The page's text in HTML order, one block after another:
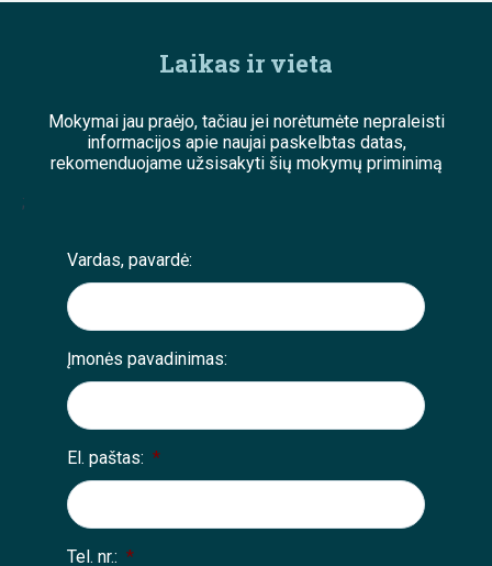
Laikas ir vieta
Mokymai jau praėjo, tačiau jei norėtumėte nepraleisti
informacijos apie naujai paskelbtas datas,
rekomenduojame užsisakyti šių mokymų priminimą
;
Vardas, pavardė:
Įmonės pavadinimas:
El. paštas: *
Tel. nr.: *